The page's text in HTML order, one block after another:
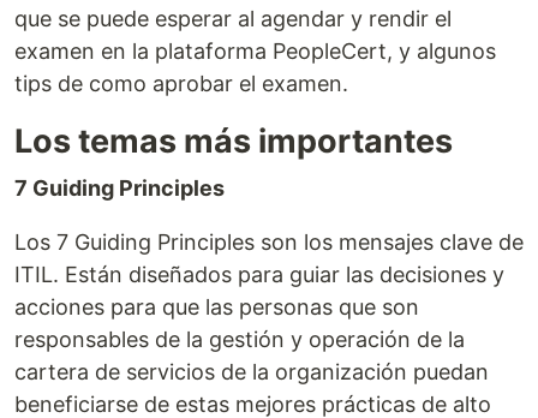
que se puede esperar al agendar y rendir el
examen en la plataforma PeopleCert, y algunos
tips de como aprobar el examen.
Los temas más importantes
7 Guiding Principles
Los 7 Guiding Principles son los mensajes clave de
ITIL. Están diseñados para guiar las decisiones y
acciones para que las personas que son
responsables de la gestión y operación de la
cartera de servicios de la organización puedan
beneficiarse de estas mejores prácticas de alto